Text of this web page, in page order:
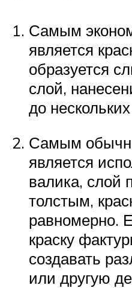
Самым
является
образуется
слой,
до
Самым
является
валика, слой
толстым,
равномерно.
краску
создавать
или другую